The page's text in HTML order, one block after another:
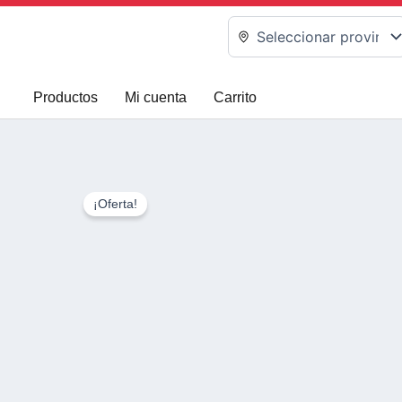
Ir
Productos Mi cuenta Carrito
¡Oferta!